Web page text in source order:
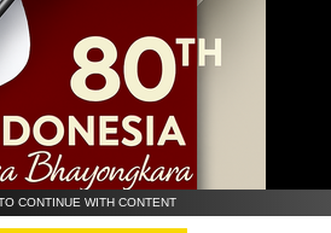
CONTINUE WITH CONTENT